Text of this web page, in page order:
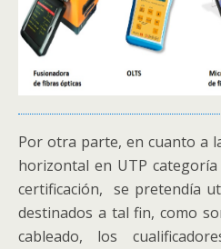
Por otra parte, en cuanto a
horizontal en UTP
certificación, se pretendía
destinados a tal fin, como
cableado, los